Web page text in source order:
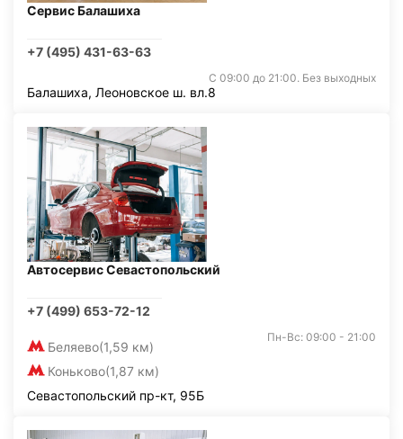
Сервис Балашиха
+7 (495) 431-63-63
С 09:00 до 21:00. Без выходных
Балашиха, Леоновское ш. вл.8
Автосервис Севастопольский
+7 (499) 653-72-12
Беляево(1,59 км)
Коньково(1,87 км)
Пн-Вс: 09:00 - 21:00
Севастопольский пр-кт, 95Б